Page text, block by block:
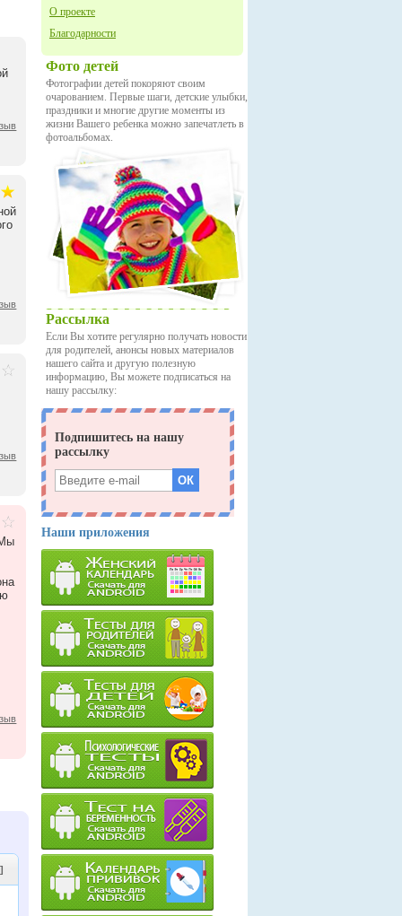
О проекте
Благодарности
Фото детей
Фотографии детей покоряют своим
очарованием. Первые шаги, детские улыбки,
праздники и многие другие моменты из
жизни Вашего ребенка можно запечатлеть в
фотоальбомах.
Рассылка
Если Вы хотите регулярно получать новости
для родителей, анонсы новых материалов
нашего сайта и другую полезную
информацию, Вы можете подписаться на
нашу рассылку:
Наши приложения